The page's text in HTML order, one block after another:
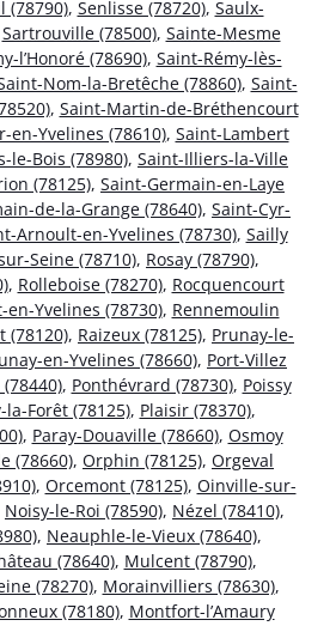
(78790), Senlisse (78720), Saulx-
Sartrouville (78500), Sainte-Mesme
l’Honoré (78690), Saint-Rémy-lès-
Nom-la-Bretêche (78860), Saint-
, Saint-Martin-de-Bréthencourt
en-Yvelines (78610), Saint-Lambert
le-Bois (78980), Saint-Illiers-la-Ville
(78125), Saint-Germain-en-Laye
de-la-Grange (78640), Saint-Cyr-
Arnoult-en-Yvelines (78730), Sailly
Seine (78710), Rosay (78790),
, Rolleboise (78270), Rocquencourt
en-Yvelines (78730), Rennemoulin
(78120), Raizeux (78125), Prunay-le-
en-Yvelines (78660), Port-Villez
, Ponthévrard (78730), Poissy
la-Forêt (78125), Plaisir (78370),
, Paray-Douaville (78660), Osmoy
(78660), Orphin (78125), Orgeval
, Orcemont (78125), Oinville-sur-
Noisy-le-Roi (78590), Nézel (78410),
, Neauphle-le-Vieux (78640),
(78640), Mulcent (78790),
(78270), Morainvilliers (78630),
(78180), Montfort-l’Amaury